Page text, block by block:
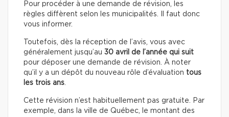
Pour procéder à une demande de révision, les
règles diffèrent selon les municipalités. Il faut donc
vous informer.
Toutefois, dès la réception de l’avis, vous avec
généralement jusqu’au 30 avril de l’année qui suit
pour déposer une demande de révision. À noter
qu’il y a un dépôt du nouveau rôle d’évaluation tous
les trois ans.
Cette révision n’est habituellement pas gratuite. Par
exemple, dans la ville de Québec, le montant des